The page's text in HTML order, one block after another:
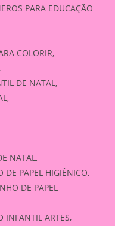
PARA EDUCAÇÃO
COLORIR,
DE NATAL,
NATAL,
DE PAPEL HIGIÊNICO,
DE PAPEL
INFANTIL ARTES,